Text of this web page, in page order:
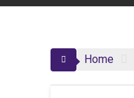
Home